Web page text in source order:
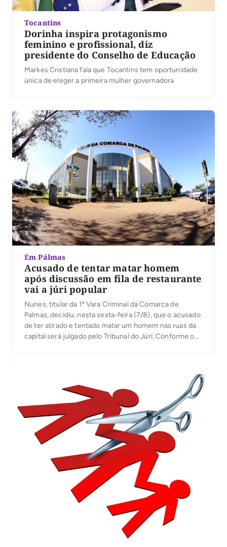
Tocantins
Dorinha inspira protagonismo
feminino e profissional, diz
presidente do Conselho de Educação
Markes Cristiana fala que Tocantins tem oportunidade
única de eleger a primeira mulher governadora
Em Pálmas
Acusado de tentar matar homem
após discussão em fila de restaurante
vai a júri popular
Nunes, titular da 1ª Vara Criminal da Comarca de
Palmas, decidiu, nesta sexta-feira (7/8), que o acusado
de ter atirado e tentado matar um homem nas ruas da
capital será julgado pelo Tribunal do Júri. Conforme o